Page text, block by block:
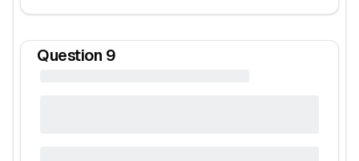
Question 9